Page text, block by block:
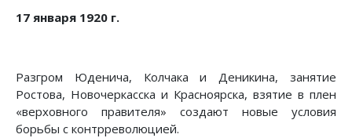
17 января 1920 г.
Разгром Юденича, Колчака и Деникина, занятие
Ростова, Новочеркасска и Красноярска, взятие в плен
«верховного правителя» создают новые условия
борьбы с контрреволюцией.